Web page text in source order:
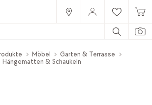
Möbel
Garten & Terrasse
Hängematten & Schaukeln